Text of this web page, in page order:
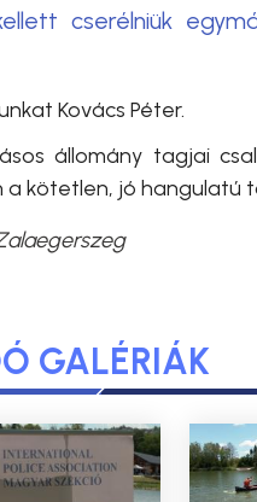
cserélniük
Kovács Péter.
állomány tagjai
kötetlen, jó hangulatú
GALÉRIÁK